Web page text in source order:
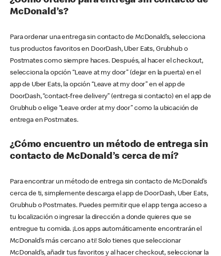
McDonald’s?
Para ordenar una entrega sin contacto de McDonald’s, selecciona
tus productos favoritos en DoorDash, Uber Eats, Grubhub o
Postmates como siempre haces. Después, al hacer el checkout,
selecciona la opción “Leave at my door” (dejar en la puerta) en el
app de Uber Eats, la opción “Leave at my door” en el app de
DoorDash, “contact-free delivery” (entrega si contacto) en el app de
Grubhub o elige “Leave order at my door” como la ubicación de
entrega en Postmates.
¿Cómo encuentro un método de entrega sin
contacto de McDonald’s cerca de mí?
Para encontrar un método de entrega sin contacto de McDonald’s
cerca de ti, simplemente descarga el app de DoorDash, Uber Eats,
Grubhub o Postmates. Puedes permitir que el app tenga acceso a
tu localización o ingresar la dirección a donde quieres que se
entregue tu comida. ¡Los apps automáticamente encontrarán el
McDonald’s más cercano a ti! Solo tienes que seleccionar
McDonald’s, añadir tus favoritos y al hacer checkout, seleccionar la